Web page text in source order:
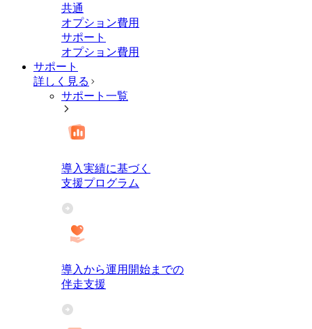
共通
オプション費用
サポート
オプション費用
サポート
詳しく見る
サポート一覧
導入実績に基づく
支援プログラム
導入から運用開始までの
伴走支援